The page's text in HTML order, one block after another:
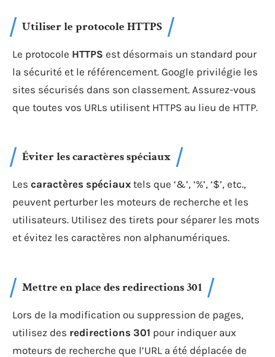
Utiliser le protocole HTTPS
Le protocole HTTPS est désormais un standard pour
la sécurité et le référencement. Google privilégie les
sites sécurisés dans son classement. Assurez-vous
que toutes vos URLs utilisent HTTPS au lieu de HTTP.
Éviter les caractères spéciaux
Les caractères spéciaux tels que ‘&’, ‘%’, ‘$’, etc.,
peuvent perturber les moteurs de recherche et les
utilisateurs. Utilisez des tirets pour séparer les mots
et évitez les caractères non alphanumériques.
Mettre en place des redirections 301
Lors de la modification ou suppression de pages,
utilisez des redirections 301 pour indiquer aux
moteurs de recherche que l’URL a été déplacée de